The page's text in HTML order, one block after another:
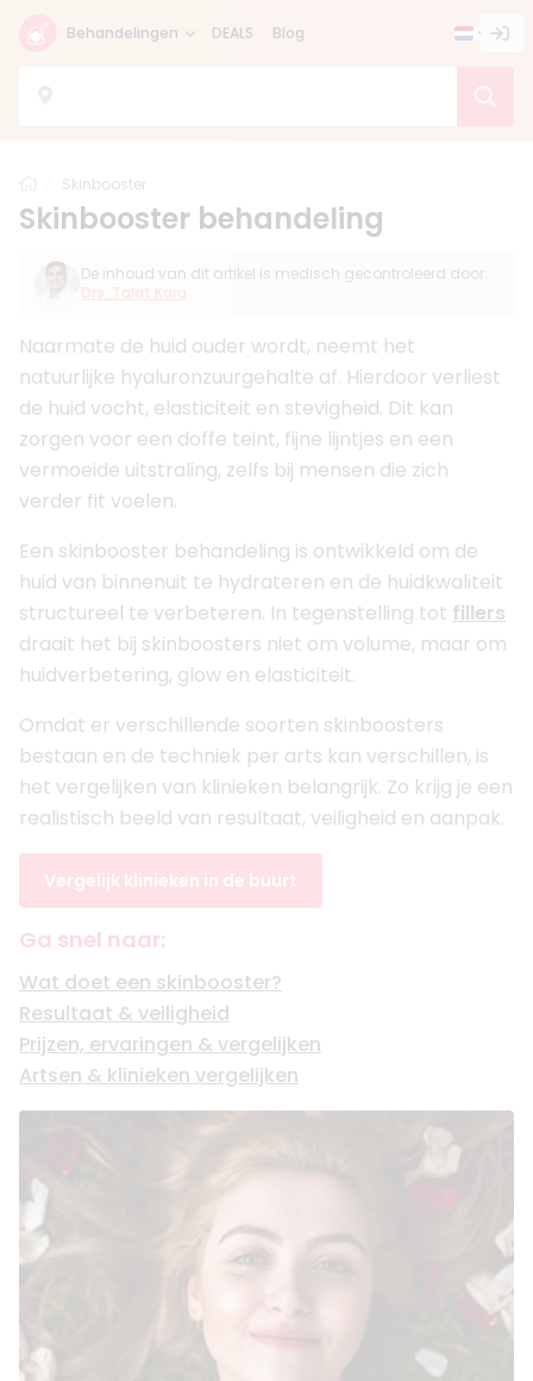
Behandelingen DEALS Blog
Home
Skinbooster
Skinbooster behandeling
De inhoud van dit artikel is medisch gecontroleerd door:
Drs. Talat Kara
Naarmate de huid ouder wordt, neemt het
natuurlijke hyaluronzuurgehalte af. Hierdoor verliest
de huid vocht, elasticiteit en stevigheid. Dit kan
zorgen voor een doffe teint, fijne lijntjes en een
vermoeide uitstraling, zelfs bij mensen die zich
verder fit voelen.
Een skinbooster behandeling is ontwikkeld om de
huid van binnenuit te hydrateren en de huidkwaliteit
structureel te verbeteren. In tegenstelling tot fillers
draait het bij skinboosters niet om volume, maar om
huidverbetering, glow en elasticiteit.
Omdat er verschillende soorten skinboosters
bestaan en de techniek per arts kan verschillen, is
het vergelijken van klinieken belangrijk. Zo krijg je een
realistisch beeld van resultaat, veiligheid en aanpak.
Vergelijk klinieken in de buurt
Ga snel naar:
Wat doet een skinbooster?
Resultaat & veiligheid
Prijzen, ervaringen & vergelijken
Artsen & klinieken vergelijken